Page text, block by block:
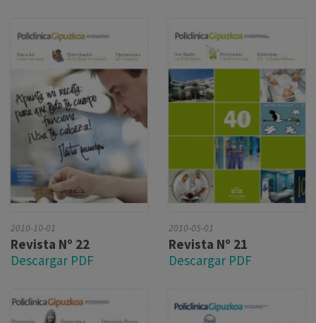
2010-10-01
Revista Nº 22
Descargar PDF
2010-05-01
Revista Nº 21
Descargar PDF